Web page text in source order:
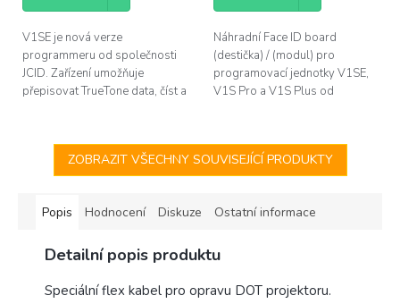
V1SE je nová verze
programmeru od společnosti
JCID. Zařízení umožňuje
přepisovat TrueTone data, číst a
připojit jednotku k...
Náhradní Face ID board
(destička) / (modul) pro
programovací jednotky V1SE,
V1S Pro a V1S Plus od
projektoru....
ZOBRAZIT VŠECHNY SOUVISEJÍCÍ PRODUKTY
Popis Hodnocení Diskuze Ostatní informace
Detailní popis produktu
Speciální flex kabel pro opravu DOT projektoru.